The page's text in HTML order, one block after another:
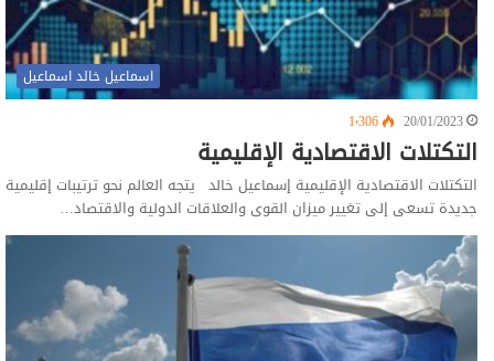
اسماعيل خالد اسماعيل
20/01/2023
1٬306
التكتلات الاقتصادية الإقليمية
التكتلات الاقتصادية الإقليمية إسماعيل خالد يتجه العالم نحو ترتيبات إقليمية
جديدة تسعى إلى تغيير ميزان القوى والعلاقات الدولية والاقتصاد…